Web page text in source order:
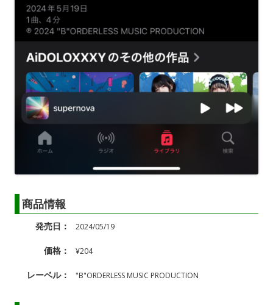
商品情報
発売日： 2024/05/19
価格： ¥204
レーベル： "B"ORDERLESS MUSIC PRODUCTION